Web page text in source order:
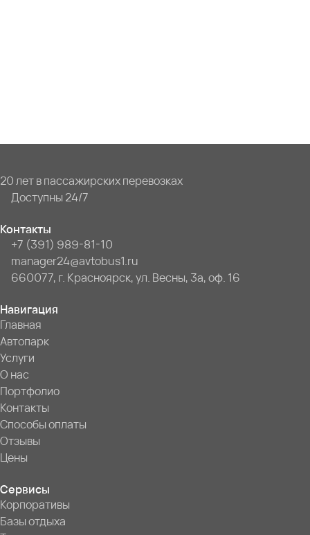
20 лет в пассажирских перевозках
Доступны 24/7
Контакты
+7 (391) 989-81-10
manager24@avtobus1.ru
660077, г. Красноярск, ул. Весны, 3а, оф. 16
Навигация
Главная
Автопарк
Услуги
О нас
Портфолио
Контакты
Способы оплаты
Отзывы
Цены
Сервисы
Корпоративы
Базы отдыха